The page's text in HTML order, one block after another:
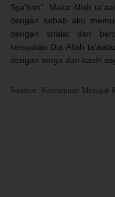
Sya'ban". Maka Allah
dengan sebab aku
dengan shalat dan
kemudian Dia Allah
dengan sorga dan kasih
Sumber: Keutamaan Munajat